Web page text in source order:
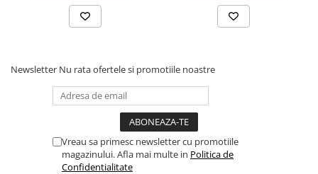
Newsletter Nu rata ofertele si promotiile noastre
Vreau sa primesc newsletter cu promotiile
magazinului. Afla mai multe in Politica de
Confidentialitate